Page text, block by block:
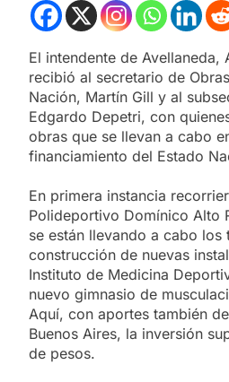
El intendente de Avellaneda,
recibió al secretario de
Nación, Martín Gill y al
Edgardo Depetri, con
obras que se llevan a cabo
financiamiento del Estado
En primera instancia
Polideportivo Domínico Alto
se están llevando a cabo los
construcción de nuevas
Instituto de Medicina
nuevo gimnasio de
Aquí, con aportes también
Buenos Aires, la inversión
de pesos.